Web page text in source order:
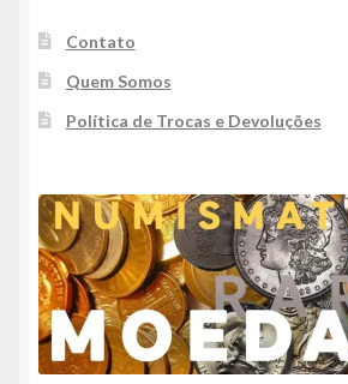
Contato
Quem Somos
Política de Trocas e Devoluções